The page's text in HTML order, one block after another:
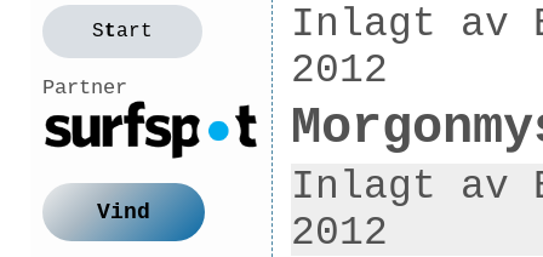
Start
Partner
Vind
Inlagt av
2012
Inlagt av
2012